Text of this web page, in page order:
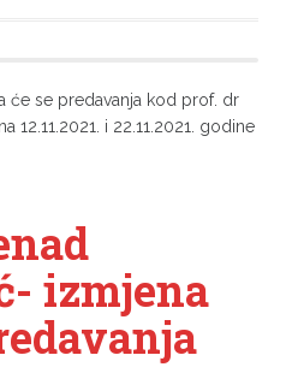
će se predavanja kod prof. dr
12.11.2021. i 22.11.2021. godine
izmjena